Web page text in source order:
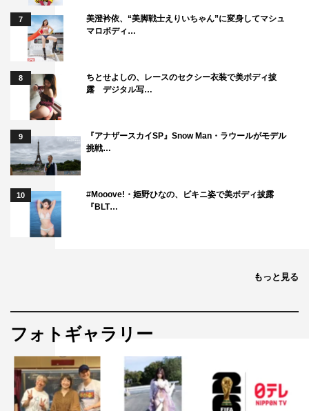
7
美澄衿依、“美脚戦士えりいちゃん”に変身してマシュ
マロボディ…
8
ちとせよしの、レースのセクシー衣装で美ボディ披
露 デジタル写…
9
『アナザースカイSP』Snow Man・ラウールがモデル
挑戦…
10
#Mooove!・姫野ひなの、ビキニ姿で美ボディ披露
『BLT…
もっと見る
フォトギャラリー